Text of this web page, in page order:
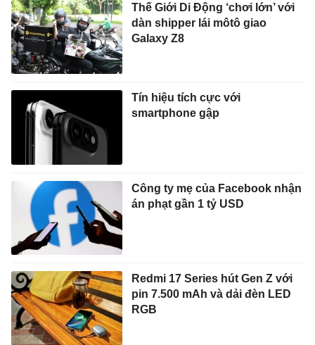
Thế Giới Di Động ‘chơi lớn’ với
dàn shipper lái môtô giao
Galaxy Z8
Tín hiệu tích cực với
smartphone gập
Công ty mẹ của Facebook nhận
án phạt gần 1 tỷ USD
Redmi 17 Series hút Gen Z với
pin 7.500 mAh và dải đèn LED
RGB